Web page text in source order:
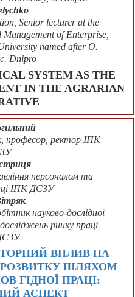
Senior lecturer at the
of Enterprise,
named after O.
Dnipro
SYSTEM AS THE
IN THE AGRARIAN
професор, ректор ІПК
персоналом та
ІПК ДСЗУ
науково-дослідної
ринку праці
ВПЛИВ НА
ШЛЯХОМ
ГІДНОЇ ПРАЦІ:
АСПЕКТ